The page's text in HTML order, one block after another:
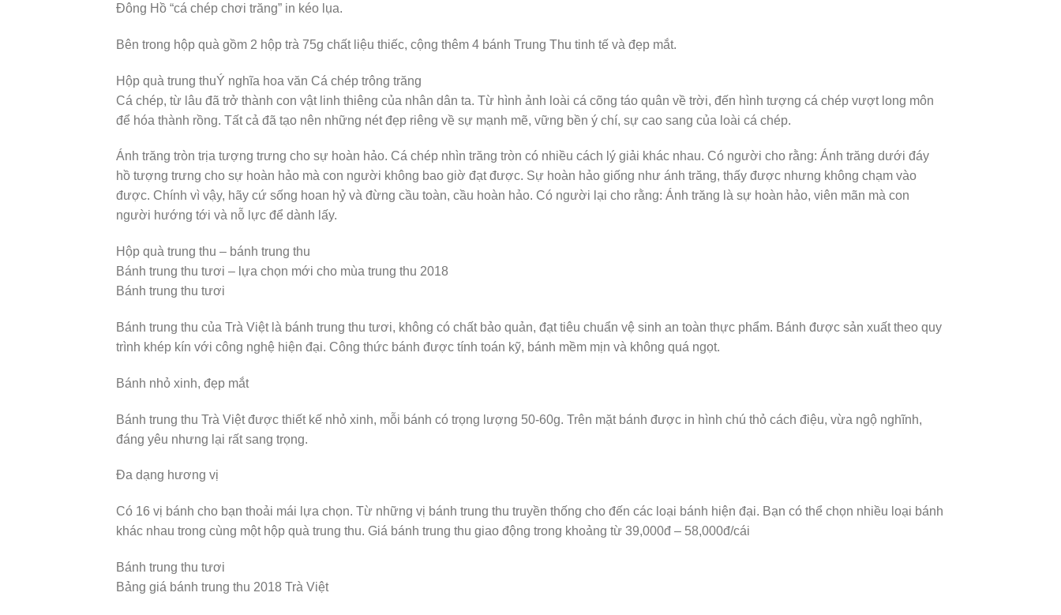
Đông Hồ “cá chép chơi trăng” in kéo lụa.
Bên trong hộp quà gồm 2 hộp trà 75g chất liệu thiếc, cộng thêm 4 bánh Trung Thu tinh tế và đẹp mắt.
Hộp quà trung thuÝ nghĩa hoa văn Cá chép trông trăng
Cá chép, từ lâu đã trở thành con vật linh thiêng của nhân dân ta. Từ hình ảnh loài cá cõng táo quân về trời, đến hình tượng cá chép vượt long môn
để hóa thành rồng. Tất cả đã tạo nên những nét đẹp riêng về sự mạnh mẽ, vững bền ý chí, sự cao sang của loài cá chép.
Ánh trăng tròn trịa tượng trưng cho sự hoàn hảo. Cá chép nhìn trăng tròn có nhiều cách lý giải khác nhau. Có người cho rằng: Ánh trăng dưới đáy
hồ tượng trưng cho sự hoàn hảo mà con người không bao giờ đạt được. Sự hoàn hảo giống như ánh trăng, thấy được nhưng không chạm vào
được. Chính vì vậy, hãy cứ sống hoan hỷ và đừng cầu toàn, cầu hoàn hảo. Có người lại cho rằng: Ánh trăng là sự hoàn hảo, viên mãn mà con
người hướng tới và nỗ lực để dành lấy.
Hộp quà trung thu – bánh trung thu
Bánh trung thu tươi – lựa chọn mới cho mùa trung thu 2018
Bánh trung thu tươi
Bánh trung thu của Trà Việt là bánh trung thu tươi, không có chất bảo quản, đạt tiêu chuẩn vệ sinh an toàn thực phẩm. Bánh được sản xuất theo quy
trình khép kín với công nghệ hiện đại. Công thức bánh được tính toán kỹ, bánh mềm mịn và không quá ngọt.
Bánh nhỏ xinh, đẹp mắt
Bánh trung thu Trà Việt được thiết kế nhỏ xinh, mỗi bánh có trọng lượng 50-60g. Trên mặt bánh được in hình chú thỏ cách điệu, vừa ngộ nghĩnh,
đáng yêu nhưng lại rất sang trọng.
Đa dạng hương vị
Có 16 vị bánh cho bạn thoải mái lựa chọn. Từ những vị bánh trung thu truyền thống cho đến các loại bánh hiện đại. Bạn có thể chọn nhiều loại bánh
khác nhau trong cùng một hộp quà trung thu. Giá bánh trung thu giao động trong khoảng từ 39,000đ – 58,000đ/cái
Bánh trung thu tươi
Bảng giá bánh trung thu 2018 Trà Việt